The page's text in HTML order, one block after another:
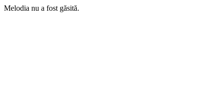
Melodia nu a fost găsită.